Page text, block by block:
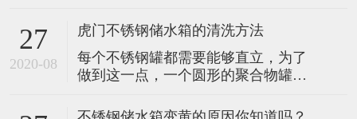
一、机钻深水井的四大核心优势
进行封堵，对最后封堵的降水 井，应
慎重处理。具体封井顺序及时间要根
据现场观测及设计要求确定，完整施
工流程如下： 一、降水方案设计 1、
实际情况进行降水方案设计。
27
2020-08
虎门不锈钢储水箱的清洗方法
每个不锈钢罐都需要能够直立，为了
做到这一点，一个圆形的聚合物罐可
罐必须放置在坚固和紧凑的基础上。